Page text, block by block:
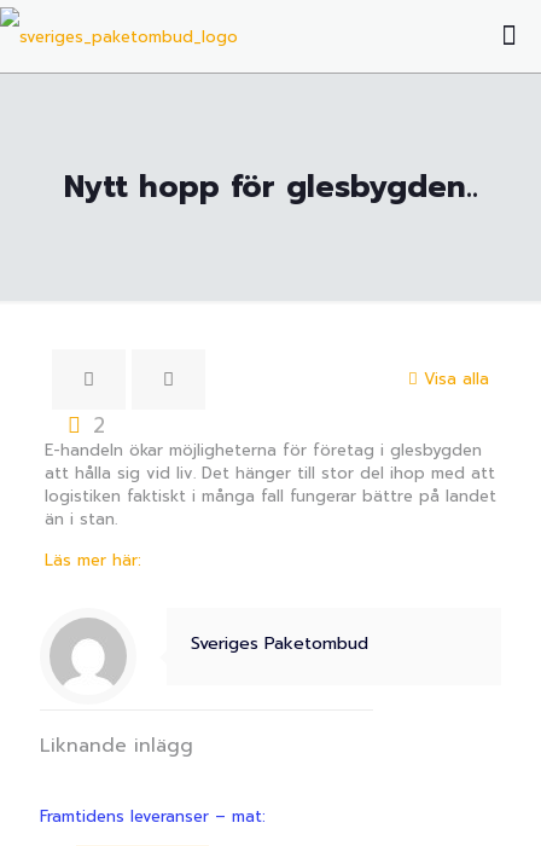
Nytt hopp för glesbygden..
Visa alla
2
E-handeln ökar möjligheterna för företag i glesbygden
att hålla sig vid liv. Det hänger till stor del ihop med att
logistiken faktiskt i många fall fungerar bättre på landet
än i stan.
Läs mer här:
Sveriges Paketombud
Liknande inlägg
Framtidens leveranser – mat: